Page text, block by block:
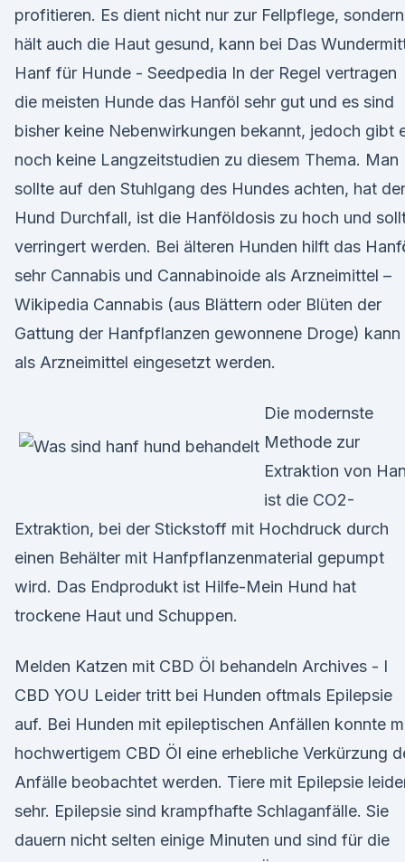
profitieren. Es dient nicht nur zur Fellpflege, sondern
hält auch die Haut gesund, kann bei Das
Hanf für Hunde - Seedpedia In der Regel vertragen
die meisten Hunde das Hanföl sehr gut und es sind
bisher keine Nebenwirkungen bekannt, jedoch gibt
noch keine Langzeitstudien zu diesem Thema. Man
sollte auf den Stuhlgang des Hundes achten, hat der
Hund Durchfall, ist die Hanföldosis zu hoch und
verringert werden. Bei älteren Hunden hilft das
sehr Cannabis und Cannabinoide als Arzneimittel –
Wikipedia Cannabis (aus Blättern oder Blüten der
Gattung der Hanfpflanzen gewonnene Droge) kann
als Arzneimittel eingesetzt werden.
Die modernste
Methode zur
Extraktion von
ist die CO2-
Extraktion, bei der Stickstoff mit Hochdruck durch
einen Behälter mit Hanfpflanzenmaterial gepumpt
wird. Das Endprodukt ist Hilfe-Mein Hund hat
trockene Haut und Schuppen.
Melden Katzen mit CBD Öl behandeln Archives - I
CBD YOU Leider tritt bei Hunden oftmals Epilepsie
auf. Bei Hunden mit epileptischen Anfällen konnte
hochwertigem CBD Öl eine erhebliche Verkürzung
Anfälle beobachtet werden. Tiere mit Epilepsie
sehr. Epilepsie sind krampfhafte Schlaganfälle. Sie
dauern nicht selten einige Minuten und sind für die